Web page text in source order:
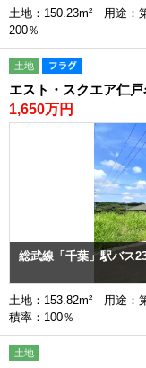
土地：150.23m² 用途：
200％
土地
エスト・スクエア仁
1,650万円
総武線「千葉」駅バス
土地：153.82m² 用途
積率：100％
土地